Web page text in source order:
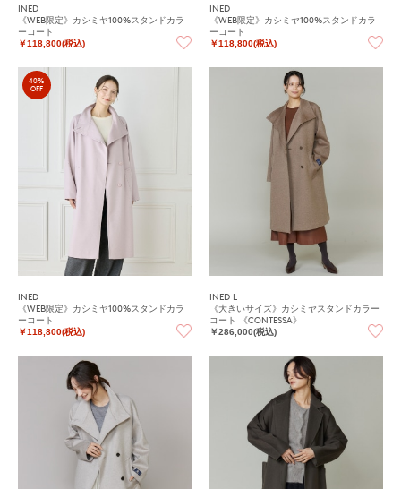
INED
《WEB限定》カシミヤ100%スタンドカラ
ーコート
￥118,800(税込)
INED
《WEB限定》カシミヤ100%スタンドカラ
ーコート
￥118,800(税込)
40%
OFF
INED
《WEB限定》カシミヤ100%スタンドカラ
ーコート
￥118,800(税込)
INED L
《大きいサイズ》カシミヤスタンドカラー
コート 《CONTESSA》
￥286,000(税込)